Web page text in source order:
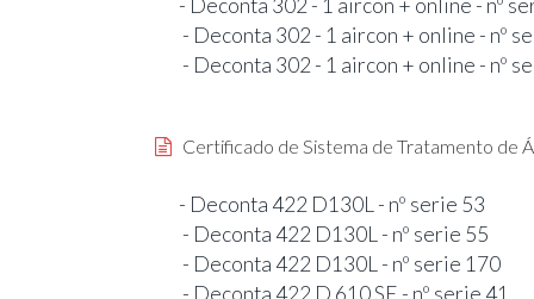
- Deconta 302 - 1 aircon + online - nº
- Deconta 302 - 1 aircon + online - nº
Certificado de Sistema de Tratamento de
- Deconta 422 D130L - nº serie 53
- Deconta 422 D130L - nº serie 55
- Deconta 422 D130L - nº serie 170
- Deconta 422 D 610 SE - nº serie 41